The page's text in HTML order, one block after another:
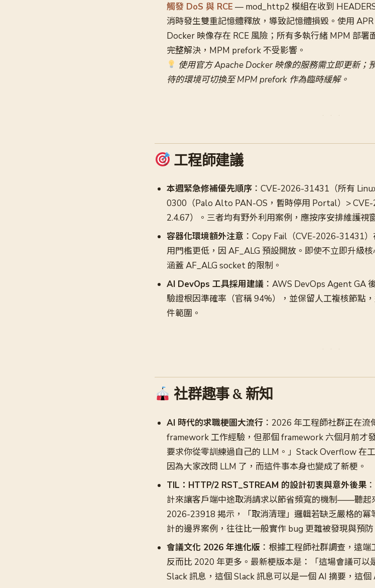
觸發 DoS 與 RCE — mod_http2 模組在收到
消時發生雙重記憶體釋放，導致記憶體損毀。使用
Docker 映像存在 RCE 風險；所有多執行緒 MPM 部署
完整解決，MPM prefork 不受影響。
使用官方 Apache Docker 映像的服務需立即更新；
待的環境可切換至 MPM prefork 作為臨時緩解。
工程師建議
本週緊急修補優先順序 ：CVE-2026-31431（所有
0300（Palo Alto PAN-OS，暫時停用 Portal）>
2.4.67）。三者均有野外利用案例，應按序安排維護視
容器化環境額外注意 ：Copy Fail（CVE-2026-31431
用門檻更低，因 AF_ALG 預設開放。即使不立即升級
涵蓋 AF_ALG socket 的限制。
AI DevOps 工具採用建議 ：AWS DevOps Agent GA
驗證根因準確率（官稱 94%），並保留人工複核節點
件範圍。
社群趣事 & 新知
AI 時代的求職梗圖大流行 ：2026 年工程師社群正在
framework 工作經驗，但那個 framework 六個月前才
要求你從零訓練過自己的 LLM。」Stack Overflow
因為大家改問 LLM 了，而這件事本身也變成了新梗。
TIL：HTTP/2 RST_STREAM 的設計初衷與意外後果
計來讓客戶端中途取消請求以節省頻寬的機制——聽起
2026-23918 揭示，「取消清理」邏輯若缺乏嚴格的
計的邊界案例，往往比一般實作 bug 更難被發現與預防
會議文化 2026 年進化版 ：根據工程師社群調查，遠
反而比 2020 年更多。最新梗版本是：「這場會議可以
Slack 訊息，這個 Slack 訊息可以是一個 AI 摘要，這個